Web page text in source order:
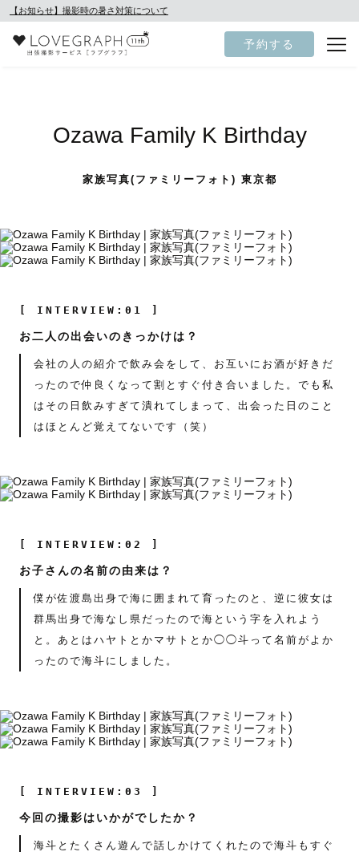
【お知らせ】撮影時の暑さ対策について
予約する
Ozawa Family K Birthday
家族写真(ファミリーフォト) 東京都
[ INTERVIEW:01 ]
お二人の出会いのきっかけは？
会社の人の紹介で飲み会をして、お互いにお酒が好きだ
ったので仲良くなって割とすぐ付き合いました。でも私
はその日飲みすぎて潰れてしまって、出会った日のこと
はほとんど覚えてないです（笑）
[ INTERVIEW:02 ]
お子さんの名前の由来は？
僕が佐渡島出身で海に囲まれて育ったのと、逆に彼女は
群馬出身で海なし県だったので海という字を入れよう
と。あとはハヤトとかマサトとか◯◯斗って名前がよか
ったので海斗にしました。
[ INTERVIEW:03 ]
今回の撮影はいかがでしたか？
海斗とたくさん遊んで話しかけてくれたので海斗もすぐ